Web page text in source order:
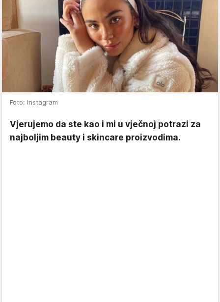
Foto: Instagram
Vjerujemo da ste kao i mi u vječnoj potrazi za
najboljim beauty i skincare proizvodima.